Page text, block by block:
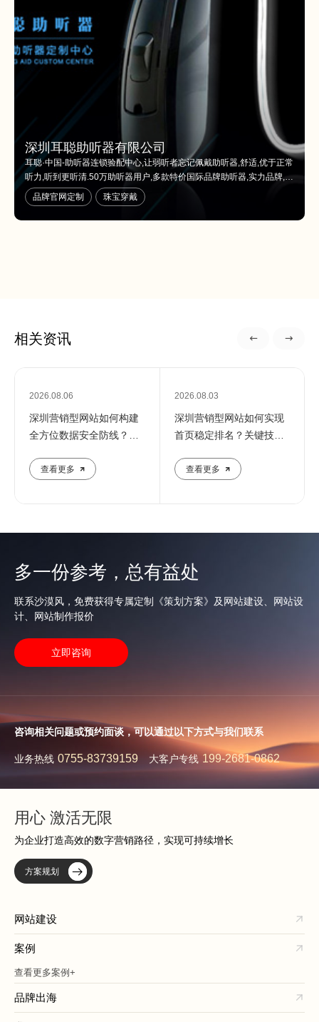
深圳耳聪助听器有限公司
耳聪·中国-助听器连锁验配中心,让弱听者忘记佩戴助听器,舒适,优于正常
听力,听到更听清.50万助听器用户,多款特价国际品牌助听器,实力品牌,知
名连锁!助听器免费试听,使用简单,当场听见!量身定做,服务周到
品牌官网定制 珠宝穿戴
相关资讯
2026.08.06
深圳营销型网站如何构建
全方位数据安全防线？专
查看更多
2026.08.03
深圳营销型网站如何实现
首页稳定排名？关键技巧
查看更多
多一份参考，总有益处
联系沙漠风，免费获得专属定制《策划方案》及网站建设、网站设
计、网站制作报价
立即咨询
咨询相关问题或预约面谈，可以通过以下方式与我们联系
业务热线 0755-83739159 大客户专线 199-2681-0862
用心 激活无限
为企业打造高效的数字营销路径，实现可持续增长
方案规划
网站建设
案例
查看更多案例+
品牌出海